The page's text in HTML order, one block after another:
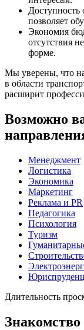
Доступность
позволяет
Экономия
отсутствия
форме.
Мы уверены, что
в области
расширит
Возможно
Менеджмент
Логистика
Экономика
Маркетинг
Реклама и PR
Педагогика
Психология
Туризм
Длительность